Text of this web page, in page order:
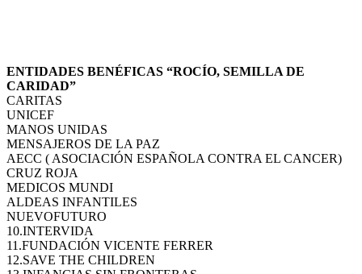
ENTIDADES BENÉFICAS “ROCÍO, SEMILLA DE
CARIDAD”
CARITAS
UNICEF
MANOS UNIDAS
MENSAJEROS DE LA PAZ
AECC ( ASOCIACIÓN ESPAÑOLA CONTRA EL CANCER)
CRUZ ROJA
MEDICOS MUNDI
ALDEAS INFANTILES
NUEVOFUTURO
10.INTERVIDA
11.FUNDACIÓN VICENTE FERRER
12.SAVE THE CHILDREN